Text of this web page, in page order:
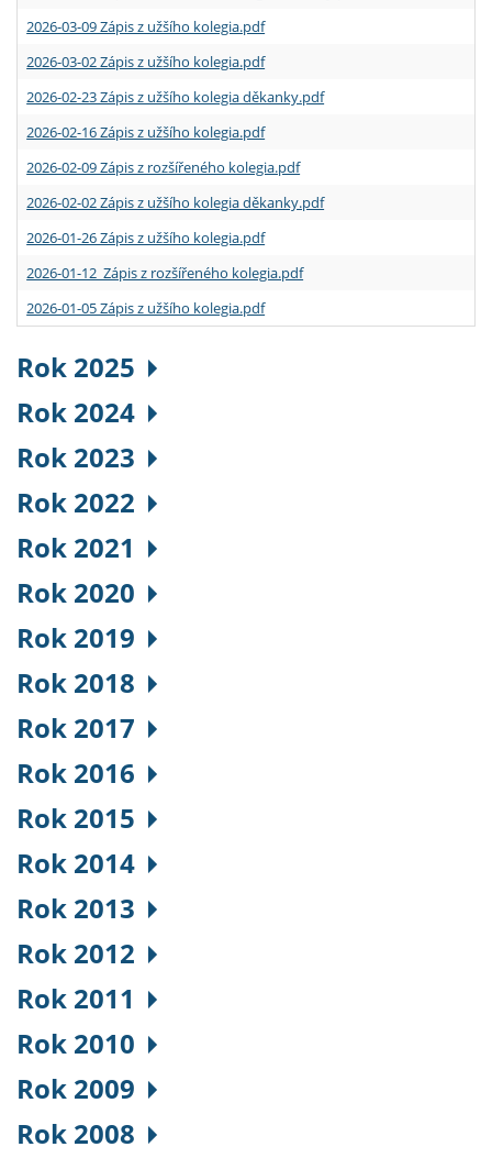
2026-03-09 Zápis z užšího kolegia.pdf
2026-03-02 Zápis z užšího kolegia.pdf
2026-02-23 Zápis z užšího kolegia děkanky.pdf
2026-02-16 Zápis z užšího kolegia.pdf
2026-02-09 Zápis z rozšířeného kolegia.pdf
2026-02-02 Zápis z užšího kolegia děkanky.pdf
2026-01-26 Zápis z užšího kolegia.pdf
2026-01-12 Zápis z rozšířeného kolegia.pdf
2026-01-05 Zápis z užšího kolegia.pdf
Rok 2025
Rok 2024
Rok 2023
Rok 2022
Rok 2021
Rok 2020
Rok 2019
Rok 2018
Rok 2017
Rok 2016
Rok 2015
Rok 2014
Rok 2013
Rok 2012
Rok 2011
Rok 2010
Rok 2009
Rok 2008